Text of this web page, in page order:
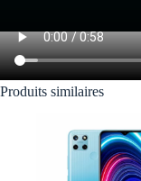
Produits similaires